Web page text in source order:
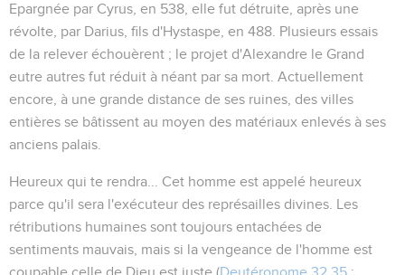
Epargnée par Cyrus, en 538, elle fut détruite, après une
révolte, par Darius, fils d'Hystaspe, en 488. Plusieurs essais
de la relever échouèrent ; le projet d'Alexandre le Grand
eutre autres fut réduit à néant par sa mort. Actuellement
encore, à une grande distance de ses ruines, des villes
entières se bâtissent au moyen des matériaux enlevés à ses
anciens palais.
Heureux qui te rendra...
Cet homme est appelé heureux
parce qu'il sera l'exécuteur des représailles divines. Les
rétributions humaines sont toujours entachées de
sentiments mauvais, mais si la vengeance de l'homme est
coupable,celle de Dieu est juste (Deutéronome 32.35 ;